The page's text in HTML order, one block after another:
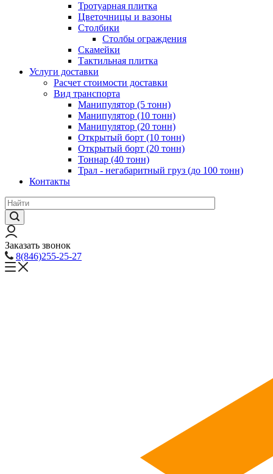
Тротуарная плитка
Цветочницы и вазоны
Столбики
Столбы ограждения
Скамейки
Тактильная плитка
Услуги доставки
Расчет стоимости доставки
Вид транспорта
Манипулятор (5 тонн)
Манипулятор (10 тонн)
Манипулятор (20 тонн)
Открытый борт (10 тонн)
Открытый борт (20 тонн)
Тоннар (40 тонн)
Трал - негабаритный груз (до 100 тонн)
Контакты
Заказать звонок
8(846)255-25-27